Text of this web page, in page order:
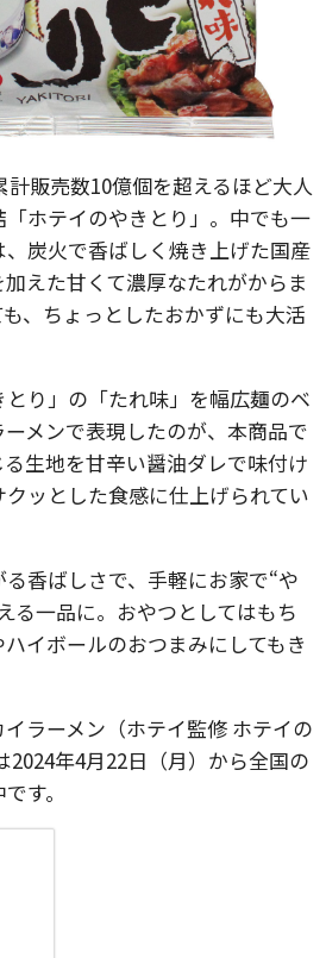
計販売数10億個を超えるほど大人
ホテイのやきとり」。中でも一
炭火で香ばしく焼き上げた国産
えた甘くて濃厚なたれがからま
、ちょっとしたおかずにも大活
り」の「たれ味」を幅広麺のベ
メンで表現したのが、本商品で
生地を甘辛い醤油ダレで味付け
ッとした食感に仕上げられてい
香ばしさで、手軽にお家で“や
る一品に。おやつとしてはもち
イボールのおつまみにしてもき
イラーメン（ホテイ監修 ホテイの
2024年4月22日（月）から全国の
す。